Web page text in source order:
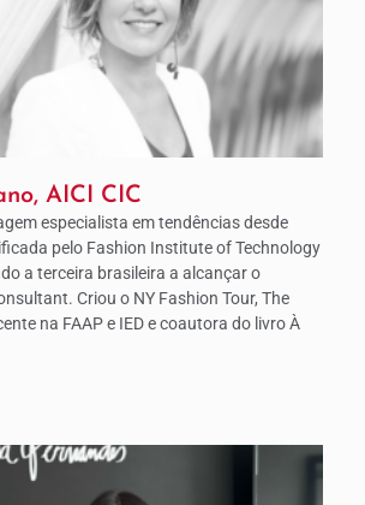
AICI CIC
especialista em tendências desde
pelo Fashion Institute of Technology
a terceira brasileira a alcançar o
Criou o NY Fashion Tour, The
na FAAP e IED e coautora do livro À